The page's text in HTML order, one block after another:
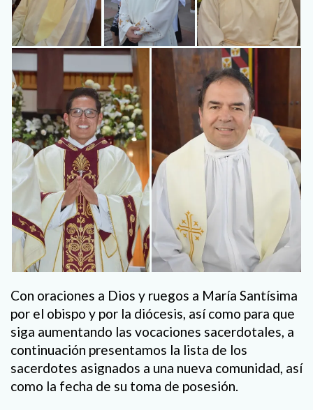
Con oraciones a Dios y ruegos a María Santísima
por el obispo y por la diócesis, así como para que
siga aumentando las vocaciones sacerdotales, a
continuación presentamos la lista de los
sacerdotes asignados a una nueva comunidad, así
como la fecha de su toma de posesión.